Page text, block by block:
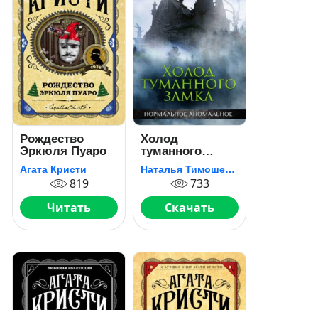
Рождество
Эркюля Пуаро
Агата Кристи
819
Читать
Холод
туманного
замка
Наталья Тимошенко
733
Скачать